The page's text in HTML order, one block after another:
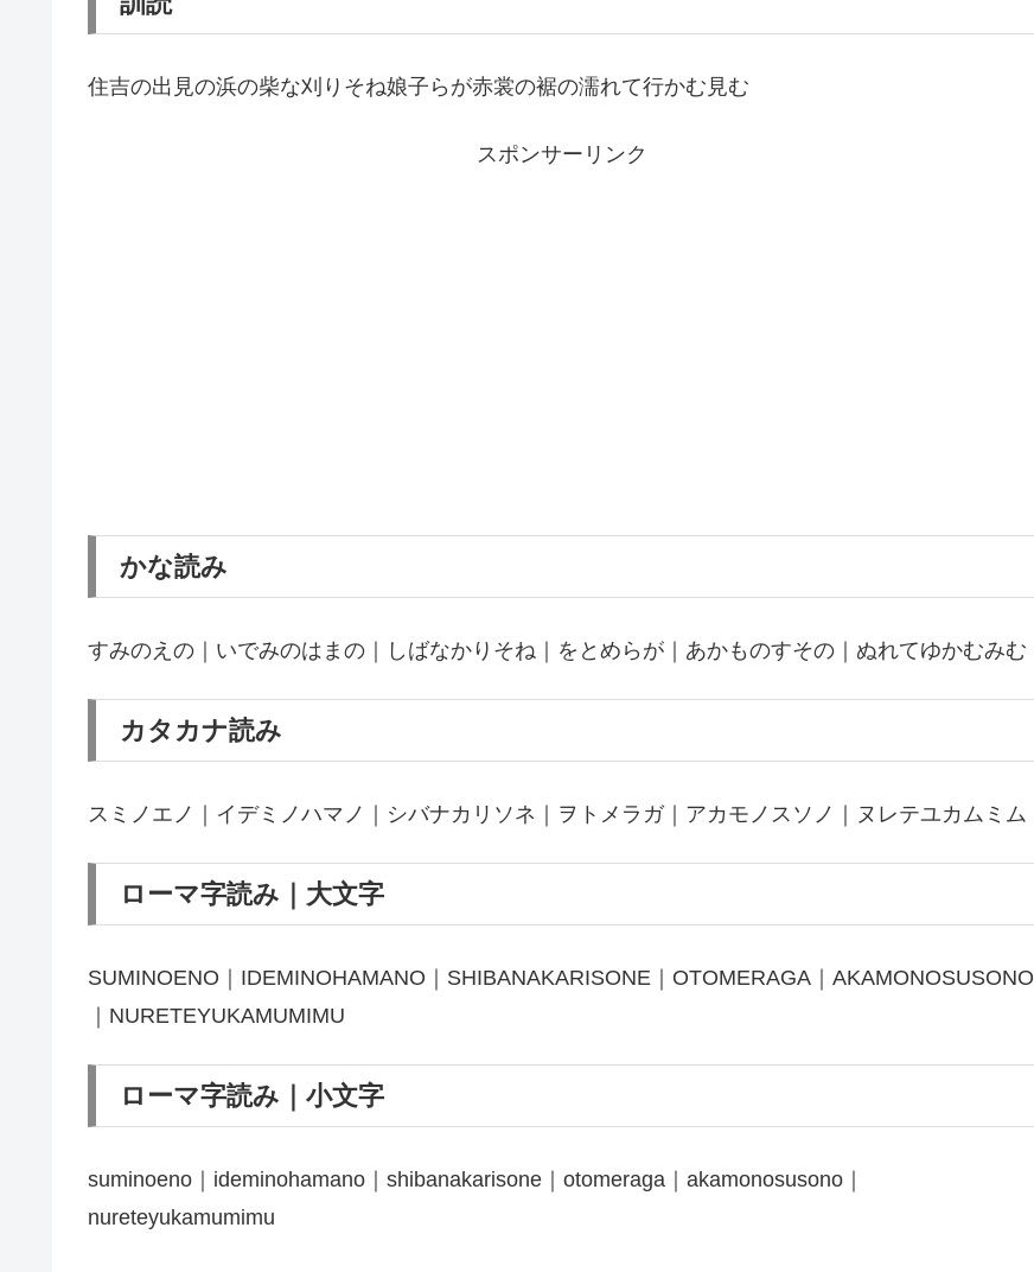
住吉の出見の浜の柴な刈りそね娘子らが赤裳の裾の濡れて行かむ見む
スポンサーリンク
かな読み
すみのえの｜いでみのはまの｜しばなかりそね｜をとめらが｜あかものすその｜ぬれてゆかむみむ
カタカナ読み
スミノエノ｜イデミノハマノ｜シバナカリソネ｜ヲトメラガ｜アカモノスソノ｜ヌレテユカムミム
ローマ字読み｜大文字
SUMINOENO｜IDEMINOHAMANO｜SHIBANAKARISONE｜OTOMERAGA｜AKAMONOSUSONO
｜NURETEYUKAMUMIMU
ローマ字読み｜小文字
suminoeno｜ideminohamano｜shibanakarisone｜otomeraga｜akamonosusono｜
nureteyukamumimu